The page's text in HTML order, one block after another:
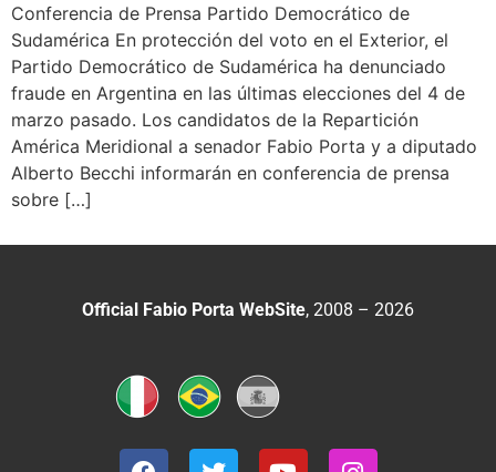
Conferencia de Prensa Partido Democrático de
Sudamérica En protección del voto en el Exterior, el
Partido Democrático de Sudamérica ha denunciado
fraude en Argentina en las últimas elecciones del 4 de
marzo pasado. Los candidatos de la Repartición
América Meridional a senador Fabio Porta y a diputado
Alberto Becchi informarán en conferencia de prensa
sobre […]
Official Fabio Porta WebSite, 2008 – 2026